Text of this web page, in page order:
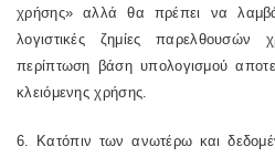
χρήσης» αλλά θα πρέπει να
λογιστικές ζημίες
περίπτωση βάση υπολογισμού
κλειόμενης χρήσης.
6. Κατόπιν των ανωτέρω και